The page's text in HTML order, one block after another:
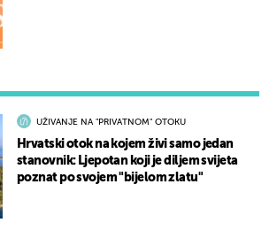
UŽIVANJE NA "PRIVATNOM" OTOKU
Hrvatski otok na kojem živi samo jedan
stanovnik: Ljepotan koji je diljem svijeta
poznat po svojem "bijelom zlatu"